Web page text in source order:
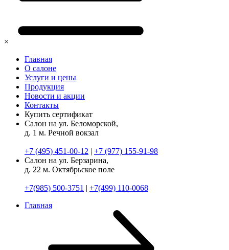
×
Главная
О салоне
Услуги и цены
Продукция
Новости и акции
Контакты
Купить сертификат
Салон на ул. Беломорской,
д. 1 м. Речной вокзал
+7 (495) 451-00-12 | +7 (977) 155-91-98
Салон на ул. Берзарина,
д. 22 м. Октябрьское поле
+7(985) 500-3751 | +7(499) 110-0068
Главная